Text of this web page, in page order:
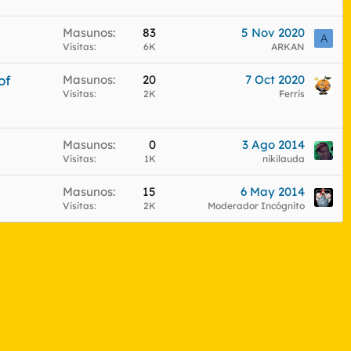
u
t
Masunos 83
Visitas 6K
5 Nov 2020
ARKAN
A
Masunos 20
Visitas 2K
7 Oct 2020
Ferris
Masunos 0
Visitas 1K
3 Ago 2014
nikilauda
Masunos 15
Visitas 2K
6 May 2014
Moderador Incógnito